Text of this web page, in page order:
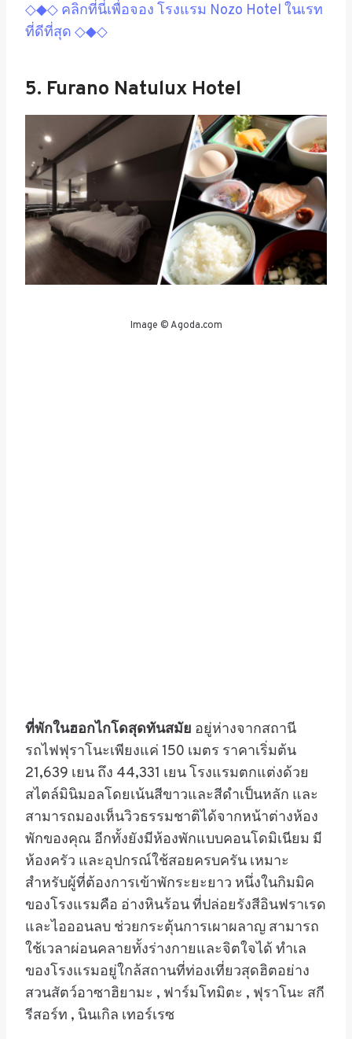
◇◆◇ คลิกที่นี่เพื่อจอง โรงแรม Nozo Hotel ในเรท
ที่ดีที่สุด ◇◆◇
5. Furano Natulux Hotel
Image © Agoda.com
ที่พักในฮอกไกโดสุดทันสมัย อยู่ห่างจากสถานี
รถไฟฟุราโนะเพียงแค่ 150 เมตร ราคาเริ่มต้น
21,639 เยน ถึง 44,331 เยน โรงแรมตกแต่งด้วย
สไตล์มินิมอลโดยเน้นสีขาวและสีดำเป็นหลัก และ
สามารถมองเห็นวิวธรรมชาติได้จากหน้าต่างห้อง
พักของคุณ อีกทั้งยังมีห้องพักแบบคอนโดมิเนียม มี
ห้องครัว และอุปกรณ์ใช้สอยครบครัน เหมาะ
สำหรับผู้ที่ต้องการเข้าพักระยะยาว หนึ่งในกิมมิค
ของโรงแรมคือ อ่างหินร้อน ที่ปล่อยรังสีอินฟราเรด
และไอออนลบ ช่วยกระตุ้นการเผาผลาญ สามารถ
ใช้เวลาผ่อนคลายทั้งร่างกายและจิตใจได้ ทำเล
ของโรงแรมอยู่ใกล้สถานที่ท่องเที่ยวสุดฮิตอย่าง
สวนสัตว์อาซาฮิยามะ , ฟาร์มโทมิตะ , ฟุราโนะ สกี
รีสอร์ท , นินเกิล เทอร์เรซ